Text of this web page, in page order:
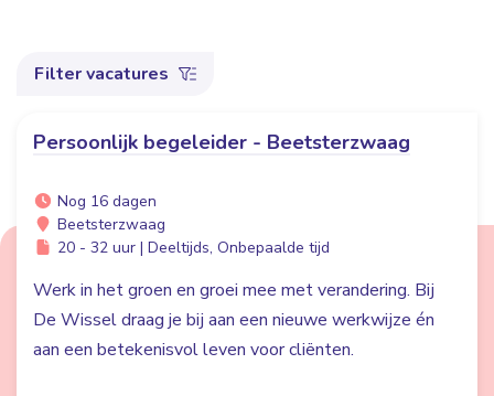
Filter vacatures
Persoonlijk begeleider - Beetsterzwaag
Nog 16 dagen
Beetsterzwaag
20 - 32 uur | Deeltijds, Onbepaalde tijd
Werk in het groen en groei mee met verandering. Bij
De Wissel draag je bij aan een nieuwe werkwijze én
aan een betekenisvol leven voor cliënten.